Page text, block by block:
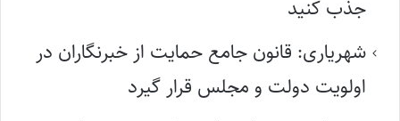
جذب کنید
شهریاری: قانون جامع حمایت از خبرنگاران در
اولویت دولت و مجلس قرار گیرد